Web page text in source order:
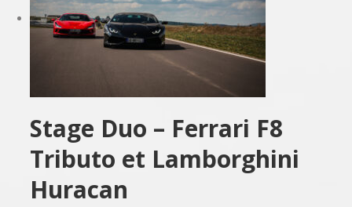
Stage Duo – Ferrari F8
Tributo et Lamborghini
Huracan